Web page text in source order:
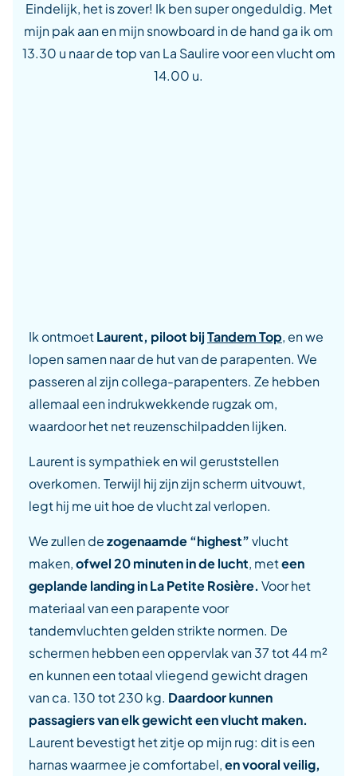
Eindelijk, het is zover! Ik ben super ongeduldig. Met
mijn pak aan en mijn snowboard in de hand ga ik om
13.30 u naar de top van La Saulire voor een vlucht om
14.00 u.
Ik ontmoetLaurent, piloot bijTandem Top, en we
lopen samen naar de hut van de parapenten. We
passeren al zijn collega-parapenters. Ze hebben
allemaal een indrukwekkende rugzak om,
waardoor het net reuzenschilpadden lijken.
Laurent is sympathiek en wil geruststellen
overkomen. Terwijl hij zijn zijn scherm uitvouwt,
legt hij me uit hoe de vlucht zal verlopen.
We zullen dezogenaamde “highest”vlucht
maken,ofwel 20 minuten in de lucht, meteen
geplande landing in La Petite Rosière. Voor het
materiaal van een parapente voor
tandemvluchten gelden strikte normen. De
schermen hebben een oppervlak van 37 tot 44 m²
en kunnen een totaal vliegend gewicht dragen
van ca. 130 tot 230 kg. Daardoor kunnen
passagiers van elk gewicht een vlucht maken.
Laurent bevestigt het zitje op mijn rug: dit is een
harnas waarmee je comfortabel,en vooral veilig,